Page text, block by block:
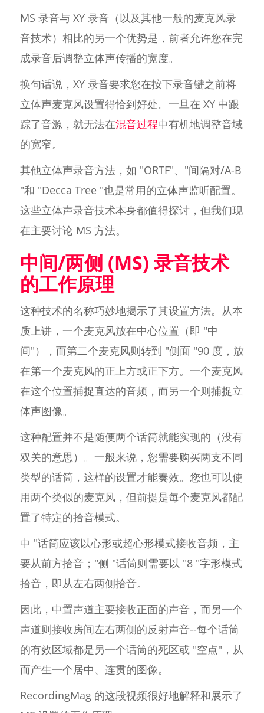
MS 录音与 XY 录音（以及其他一般的麦克风录
音技术）相比的另一个优势是，前者允许您在完
成录音后调整立体声传播的宽度。
换句话说，XY 录音要求您在按下录音键之前将
立体声麦克风设置得恰到好处。一旦在 XY 中跟
踪了音源，就无法在混音过程中有机地调整音域
的宽窄。
其他立体声录音方法，如 "ORTF"、"间隔对/A-B
"和 "Decca Tree "也是常用的立体声监听配置。
这些立体声录音技术本身都值得探讨，但我们现
在主要讨论 MS 方法。
中间/两侧 (MS) 录音技术
的工作原理
这种技术的名称巧妙地揭示了其设置方法。从本
质上讲，一个麦克风放在中心位置（即 "中
间"），而第二个麦克风则转到 "侧面 "90 度，放
在第一个麦克风的正上方或正下方。一个麦克风
在这个位置捕捉直达的音频，而另一个则捕捉立
体声图像。
这种配置并不是随便两个话筒就能实现的（没有
双关的意思）。一般来说，您需要购买两支不同
类型的话筒，这样的设置才能奏效。您也可以使
用两个类似的麦克风，但前提是每个麦克风都配
置了特定的拾音模式。
中 "话筒应该以心形或超心形模式接收音频，主
要从前方拾音；"侧 "话筒则需要以 "8 "字形模式
拾音，即从左右两侧拾音。
因此，中置声道主要接收正面的声音，而另一个
声道则接收房间左右两侧的反射声音--每个话筒
的有效区域都是另一个话筒的死区或 "空点"，从
而产生一个居中、连贯的图像。
RecordingMag 的这段视频很好地解释和展示了